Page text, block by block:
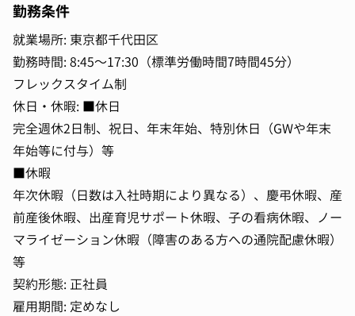
勤務条件
就業場所: 東京都千代田区
勤務時間: 8:45〜17:30（標準労働時間7時間45分）
フレックスタイム制
休日・休暇: ■休日
完全週休2日制、祝日、年末年始、特別休日（GWや年末
年始等に付与）等
■休暇
年次休暇（日数は入社時期により異なる）、慶弔休暇、産
前産後休暇、出産育児サポート休暇、子の看病休暇、ノー
マライゼーション休暇（障害のある方への通院配慮休暇）
等
契約形態: 正社員
雇用期間: 定めなし